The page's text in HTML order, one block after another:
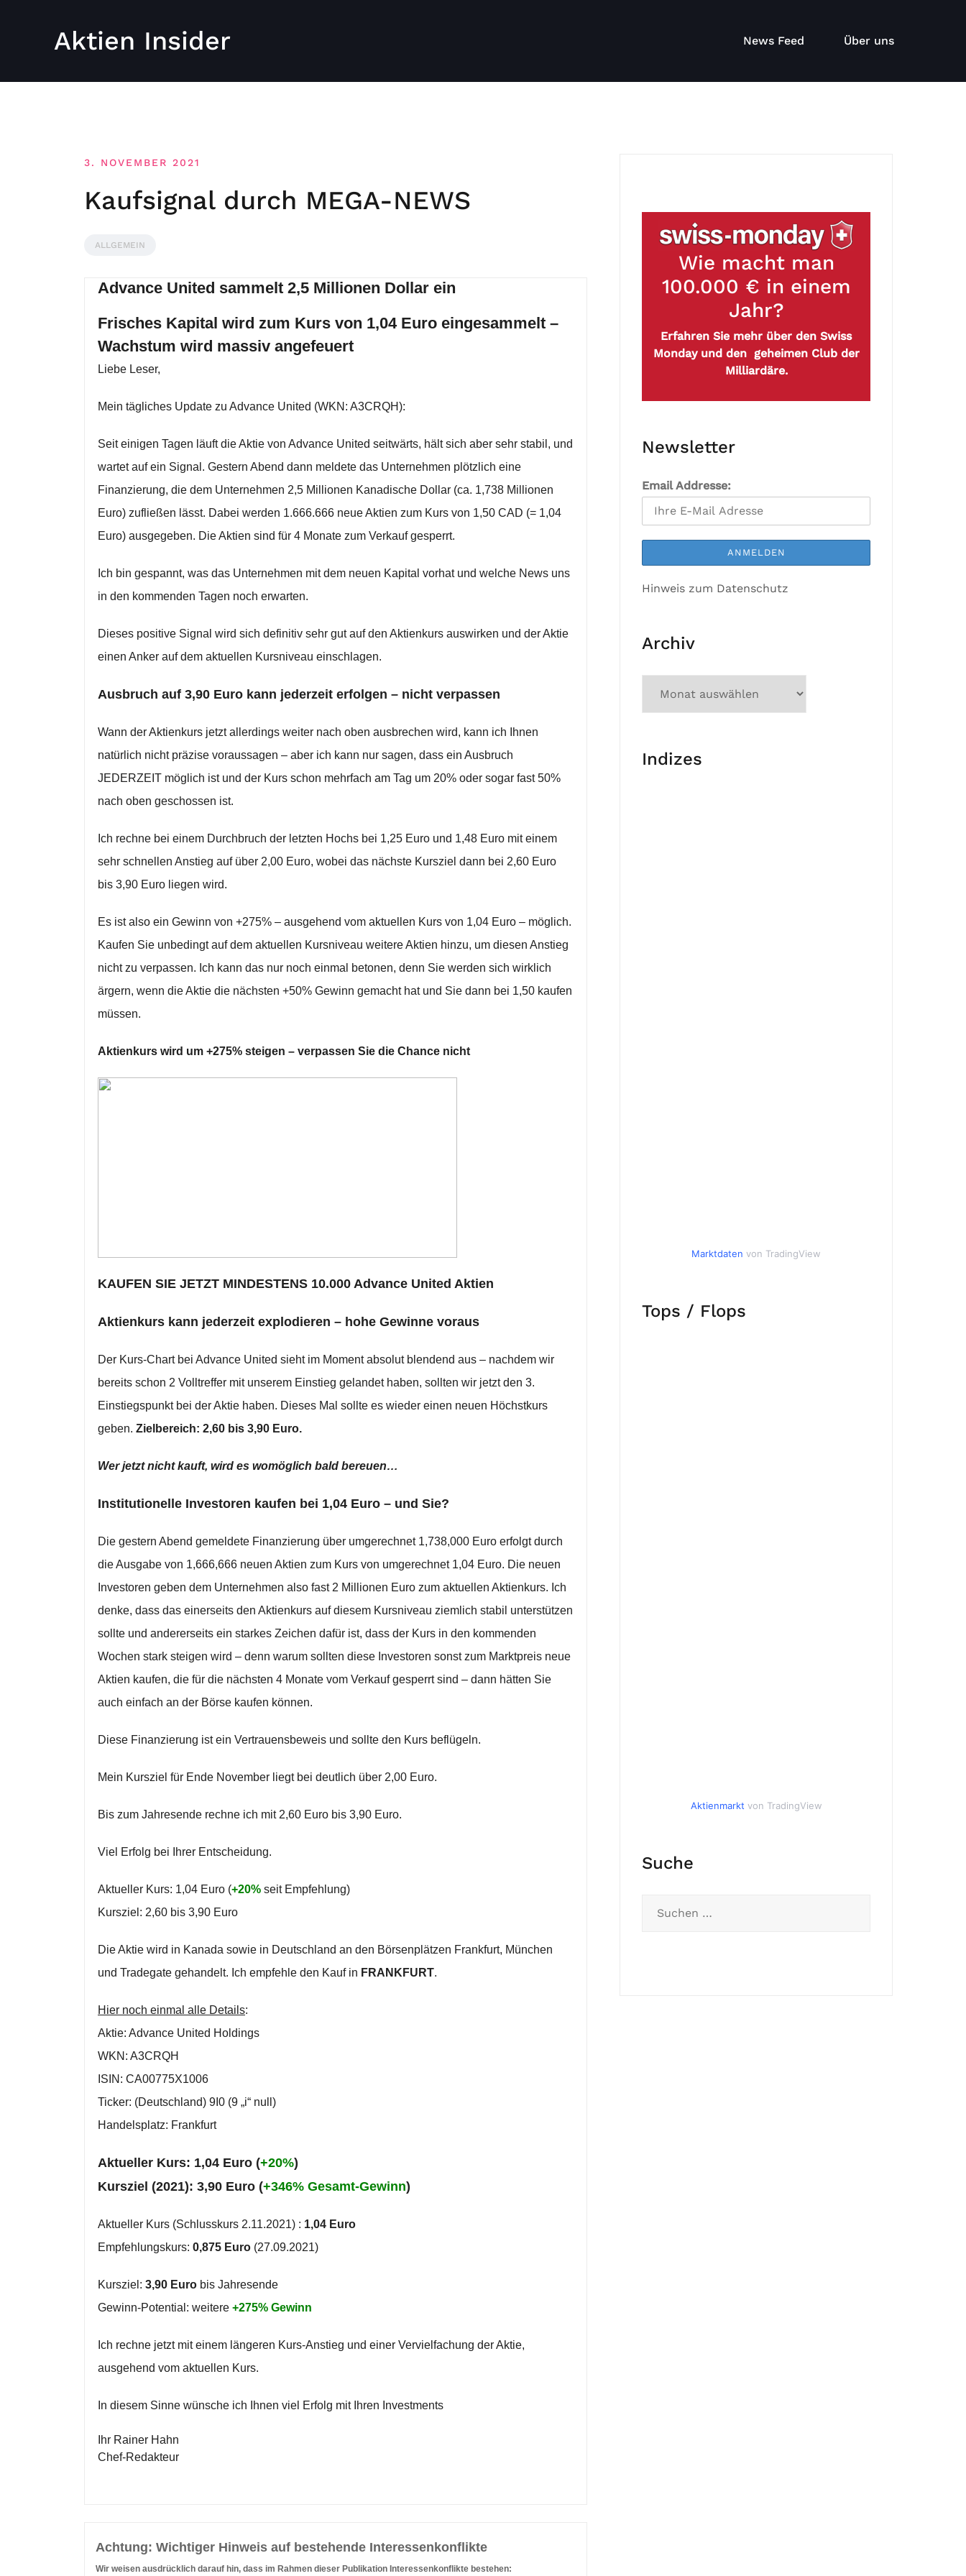
Aktien Insider News Feed Über uns
3. NOVEMBER 2021
Kaufsignal durch MEGA-NEWS
ALLGEMEIN
Advance United sammelt 2,5 Millionen Dollar ein
Frisches Kapital wird zum Kurs von 1,04 Euro eingesammelt –
Wachstum wird massiv angefeuert
Liebe Leser,
Mein tägliches Update zu Advance United (WKN: A3CRQH):
Seit einigen Tagen läuft die Aktie von Advance United seitwärts, hält sich aber sehr stabil, und
wartet auf ein Signal. Gestern Abend dann meldete das Unternehmen plötzlich eine
Finanzierung, die dem Unternehmen 2,5 Millionen Kanadische Dollar (ca. 1,738 Millionen
Euro) zufließen lässt. Dabei werden 1.666.666 neue Aktien zum Kurs von 1,50 CAD (= 1,04
Euro) ausgegeben. Die Aktien sind für 4 Monate zum Verkauf gesperrt.
Ich bin gespannt, was das Unternehmen mit dem neuen Kapital vorhat und welche News uns
in den kommenden Tagen noch erwarten.
Dieses positive Signal wird sich definitiv sehr gut auf den Aktienkurs auswirken und der Aktie
einen Anker auf dem aktuellen Kursniveau einschlagen.
Ausbruch auf 3,90 Euro kann jederzeit erfolgen – nicht verpassen
Wann der Aktienkurs jetzt allerdings weiter nach oben ausbrechen wird, kann ich Ihnen
natürlich nicht präzise voraussagen – aber ich kann nur sagen, dass ein Ausbruch
JEDERZEIT möglich ist und der Kurs schon mehrfach am Tag um 20% oder sogar fast 50%
nach oben geschossen ist.
Ich rechne bei einem Durchbruch der letzten Hochs bei 1,25 Euro und 1,48 Euro mit einem
sehr schnellen Anstieg auf über 2,00 Euro, wobei das nächste Kursziel dann bei 2,60 Euro
bis 3,90 Euro liegen wird.
Es ist also ein Gewinn von +275% – ausgehend vom aktuellen Kurs von 1,04 Euro – möglich.
Kaufen Sie unbedingt auf dem aktuellen Kursniveau weitere Aktien hinzu, um diesen Anstieg
nicht zu verpassen. Ich kann das nur noch einmal betonen, denn Sie werden sich wirklich
ärgern, wenn die Aktie die nächsten +50% Gewinn gemacht hat und Sie dann bei 1,50 kaufen
müssen.
Aktienkurs wird um +275% steigen – verpassen Sie die Chance nicht
KAUFEN SIE JETZT MINDESTENS 10.000 Advance United Aktien
Aktienkurs kann jederzeit explodieren – hohe Gewinne voraus
Der Kurs-Chart bei Advance United sieht im Moment absolut blendend aus – nachdem wir
bereits schon 2 Volltreffer mit unserem Einstieg gelandet haben, sollten wir jetzt den 3.
Einstiegspunkt bei der Aktie haben. Dieses Mal sollte es wieder einen neuen Höchstkurs
geben. Zielbereich: 2,60 bis 3,90 Euro.
Wer jetzt nicht kauft, wird es womöglich bald bereuen…
Institutionelle Investoren kaufen bei 1,04 Euro – und Sie?
Die gestern Abend gemeldete Finanzierung über umgerechnet 1,738,000 Euro erfolgt durch
die Ausgabe von 1,666,666 neuen Aktien zum Kurs von umgerechnet 1,04 Euro. Die neuen
Investoren geben dem Unternehmen also fast 2 Millionen Euro zum aktuellen Aktienkurs. Ich
denke, dass das einerseits den Aktienkurs auf diesem Kursniveau ziemlich stabil unterstützen
sollte und andererseits ein starkes Zeichen dafür ist, dass der Kurs in den kommenden
Wochen stark steigen wird – denn warum sollten diese Investoren sonst zum Marktpreis neue
Aktien kaufen, die für die nächsten 4 Monate vom Verkauf gesperrt sind – dann hätten Sie
auch einfach an der Börse kaufen können.
Diese Finanzierung ist ein Vertrauensbeweis und sollte den Kurs beflügeln.
Mein Kursziel für Ende November liegt bei deutlich über 2,00 Euro.
Bis zum Jahresende rechne ich mit 2,60 Euro bis 3,90 Euro.
Viel Erfolg bei Ihrer Entscheidung.
Aktueller Kurs: 1,04 Euro (+20% seit Empfehlung)
Kursziel: 2,60 bis 3,90 Euro
Die Aktie wird in Kanada sowie in Deutschland an den Börsenplätzen Frankfurt, München
und Tradegate gehandelt. Ich empfehle den Kauf in FRANKFURT.
Hier noch einmal alle Details:
Aktie: Advance United Holdings
WKN: A3CRQH
ISIN: CA00775X1006
Ticker: (Deutschland) 9I0 (9 „i“ null)
Handelsplatz: Frankfurt
Aktueller Kurs: 1,04 Euro (+20%)
Kursziel (2021): 3,90 Euro (+346% Gesamt-Gewinn)
Aktueller Kurs (Schlusskurs 2.11.2021) : 1,04 Euro
Empfehlungskurs: 0,875 Euro (27.09.2021)
Kursziel: 3,90 Euro bis Jahresende
Gewinn-Potential: weitere +275% Gewinn
Ich rechne jetzt mit einem längeren Kurs-Anstieg und einer Vervielfachung der Aktie,
ausgehend vom aktuellen Kurs.
In diesem Sinne wünsche ich Ihnen viel Erfolg mit Ihren Investments
Ihr Rainer Hahn
Chef-Redakteur
Achtung: Wichtiger Hinweis auf bestehende Interessenkonflikte
Wir weisen ausdrücklich darauf hin, dass im Rahmen dieser Publikation Interessenkonflikte bestehen:
Wie macht man
100.000 € in einem
Jahr?
Erfahren Sie mehr über den Swiss
Monday und den geheimen Club der
Milliardäre.
Newsletter
Email Addresse:
Hinweis zum Datenschutz
Archiv
Indizes
Marktdaten von TradingView
Tops / Flops
Aktienmarkt von TradingView
Suche